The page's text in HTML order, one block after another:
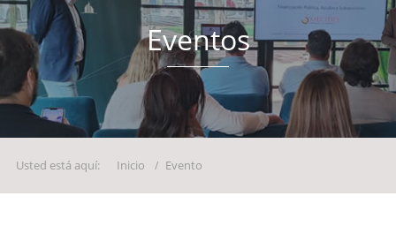
Eventos
Usted está aquí: Inicio Evento